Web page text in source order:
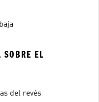
EL
del revés